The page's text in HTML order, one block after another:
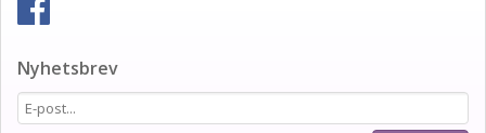
Nyhetsbrev